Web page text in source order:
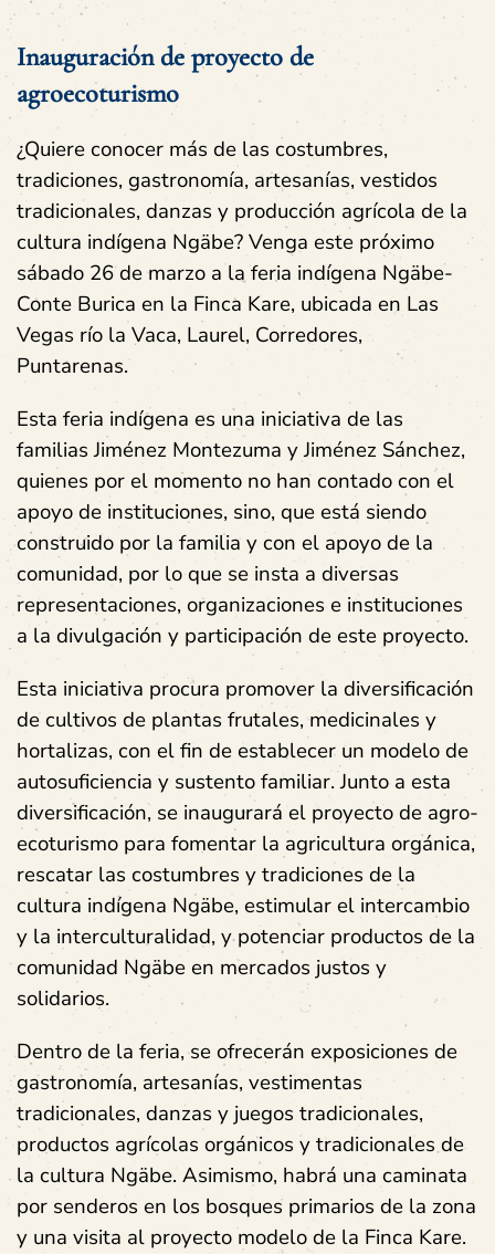
Inauguración de proyecto de
agroecoturismo
¿Quiere conocer más de las costumbres,
tradiciones, gastronomía, artesanías, vestidos
tradicionales, danzas y producción agrícola de la
cultura indígena Ngäbe? Venga este próximo
sábado 26 de marzo a la feria indígena Ngäbe-
Conte Burica en la Finca Kare, ubicada en Las
Vegas río la Vaca, Laurel, Corredores,
Puntarenas.
Esta feria indígena es una iniciativa de las
familias Jiménez Montezuma y Jiménez Sánchez,
quienes por el momento no han contado con el
apoyo de instituciones, sino, que está siendo
construido por la familia y con el apoyo de la
comunidad, por lo que se insta a diversas
representaciones, organizaciones e instituciones
a la divulgación y participación de este proyecto.
Esta iniciativa procura promover la diversificación
de cultivos de plantas frutales, medicinales y
hortalizas, con el fin de establecer un modelo de
autosuficiencia y sustento familiar. Junto a esta
diversificación, se inaugurará el proyecto de agro-
ecoturismo para fomentar la agricultura orgánica,
rescatar las costumbres y tradiciones de la
cultura indígena Ngäbe, estimular el intercambio
y la interculturalidad, y potenciar productos de la
comunidad Ngäbe en mercados justos y
solidarios.
Dentro de la feria, se ofrecerán exposiciones de
gastronomía, artesanías, vestimentas
tradicionales, danzas y juegos tradicionales,
productos agrícolas orgánicos y tradicionales de
la cultura Ngäbe. Asimismo, habrá una caminata
por senderos en los bosques primarios de la zona
y una visita al proyecto modelo de la Finca Kare.